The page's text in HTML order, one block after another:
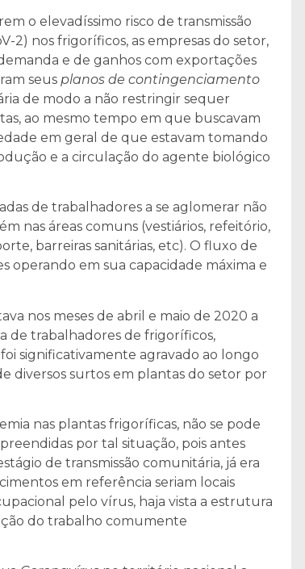
o elevadíssimo risco de transmissão
2) nos frigoríficos, as empresas do setor,
e de ganhos com exportações
seus planos de contingenciamento
de modo a não restringir sequer
ao mesmo tempo em que buscavam
em geral de que estavam tomando
e a circulação do agente biológico
de trabalhadores a se aglomerar não
nas áreas comuns (vestiários, refeitório,
barreiras sanitárias, etc). O fluxo de
operando em sua capacidade máxima e
nos meses de abril e maio de 2020 a
de trabalhadores de frigoríficos,
significativamente agravado ao longo
diversos surtos em plantas do setor por
nas plantas frigoríficas, não se pode
por tal situação, pois antes
de transmissão comunitária, já era
em referência seriam locais
pelo vírus, haja vista a estrutura
do trabalho comumente